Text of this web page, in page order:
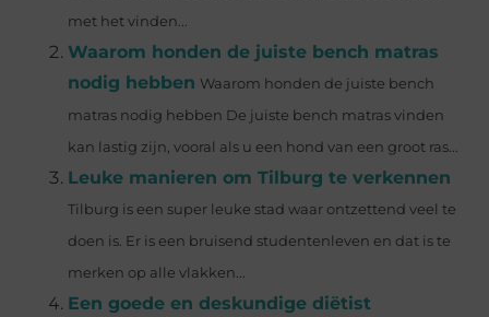
met het vinden...
Waarom honden de juiste bench matras
nodig hebben Waarom honden de juiste bench
matras nodig hebben De juiste bench matras vinden
kan lastig zijn, vooral als u een hond van een groot ras...
Leuke manieren om Tilburg te verkennen
Tilburg is een super leuke stad waar ontzettend veel te
doen is. Er is een bruisend studentenleven en dat is te
merken op alle vlakken...
Een goede en deskundige diëtist